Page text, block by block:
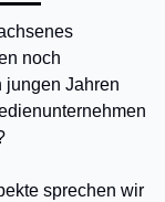
noch
jungen Jahren
sprechen wir